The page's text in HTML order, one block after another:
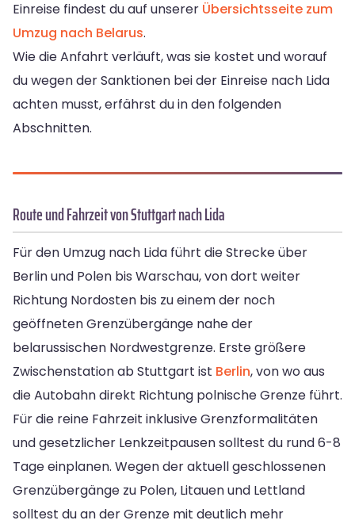
Einreise findest du auf unserer Übersichtsseite zum
Umzug nach Belarus.
Wie die Anfahrt verläuft, was sie kostet und worauf
du wegen der Sanktionen bei der Einreise nach Lida
achten musst, erfährst du in den folgenden
Abschnitten.
Route und Fahrzeit von Stuttgart nach Lida
Für den Umzug nach Lida führt die Strecke über
Berlin und Polen bis Warschau, von dort weiter
Richtung Nordosten bis zu einem der noch
geöffneten Grenzübergänge nahe der
belarussischen Nordwestgrenze. Erste größere
Zwischenstation ab Stuttgart ist Berlin, von wo aus
die Autobahn direkt Richtung polnische Grenze führt.
Für die reine Fahrzeit inklusive Grenzformalitäten
und gesetzlicher Lenkzeitpausen solltest du rund 6-8
Tage einplanen. Wegen der aktuell geschlossenen
Grenzübergänge zu Polen, Litauen und Lettland
solltest du an der Grenze mit deutlich mehr